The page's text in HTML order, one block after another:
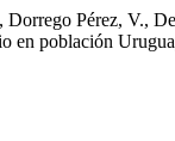
Pérez, V.,
población